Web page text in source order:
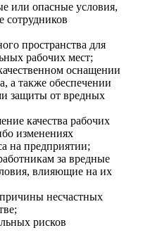
или опасные условия,
сотрудников
пространства для
рабочих мест;
оснащении
а также обеспечении
защиты от вредных
качества рабочих
изменениях
на предприятии;
за вредные
влияющие на их
несчастных
рисков